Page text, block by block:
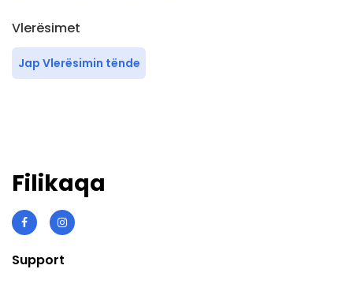
Vlerësimet
Jap Vlerësimin tënde
Filikaqa
Support